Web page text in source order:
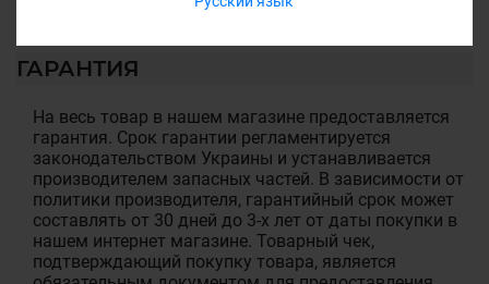
ГАРАНТИЯ
На весь товар в нашем магазине предоставляется
гарантия. Срок гарантии регламентируется
законодательством Украины и устанавливается
производителем запасных частей. В зависимости от
политики производителя, гарантийный срок может
составлять от 30 дней до 3-х лет от даты покупки в
нашем интернет магазине. Товарный чек,
подтверждающий покупку товара, является